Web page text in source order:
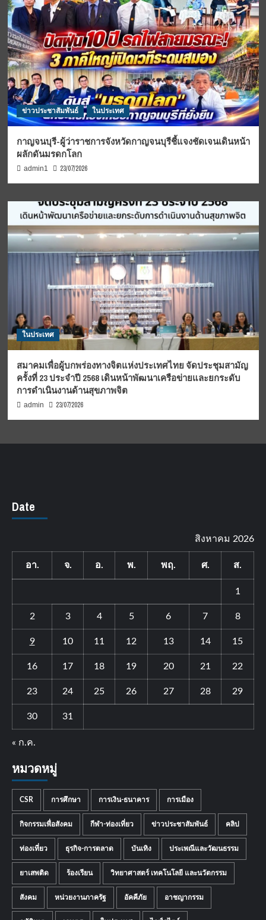
ข่าวประชาสัมพันธ์ ในประเทศ
กาญจนบุรี-ผู้ว่าราชการจังหวัดกาญจนบุรีชี้แจงชัดเจนเดินหน้า
ผลักดันมรดกโลก
admin1 23/07/2026
ในประเทศ
สมาคมเพื่อผู้บกพร่องทางจิตแห่งประเทศไทย จัดประชุมสามัญ
ครั้งที่ 23 ประจำปี 2568 เดินหน้าพัฒนาเครือข่ายและยกระดับ
การดำเนินงานด้านสุขภาพจิต
admin 23/07/2026
Date
สิงหาคม 2026
อา. จ. อ. พ. พฤ. ศ. ส.
1
2 3 4 5 6 7 8
9 10 11 12 13 14 15
16 17 18 19 20 21 22
23 24 25 26 27 28 29
30 31
« ก.ค.
หมวดหมู่
CSR การศึกษา การเงิน-ธนาคาร การเมือง
กิจกรรมเพื่อสังคม กีฬา-ท่องเที่ยว ข่าวประชาสัมพันธ์ คลิป
ท่องเที่ยว ธุรกิจ-การตลาด บันเทิง ประเพณีและวัฒนธรรม
ยาเสพติด ร้องเรียน วิทยาศาสตร์ เทคโนโลยี และนวัตกรรม
สังคม หน่วยงานภาครัฐ อัคคีภัย อาชญากรรม